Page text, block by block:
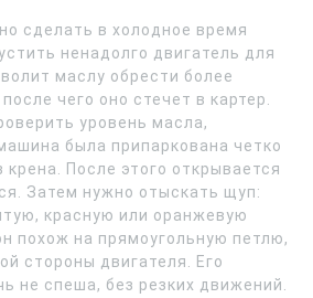
сделать в холодное время
ненадолго двигатель для
маслу обрести более
чего оно стечет в картер.
уровень масла,
была припаркована четко
крена. После этого открывается
Затем нужно отыскать щуп:
красную или оранжевую
похож на прямоугольную петлю,
стороны двигателя. Его
не спеша, без резких движений.